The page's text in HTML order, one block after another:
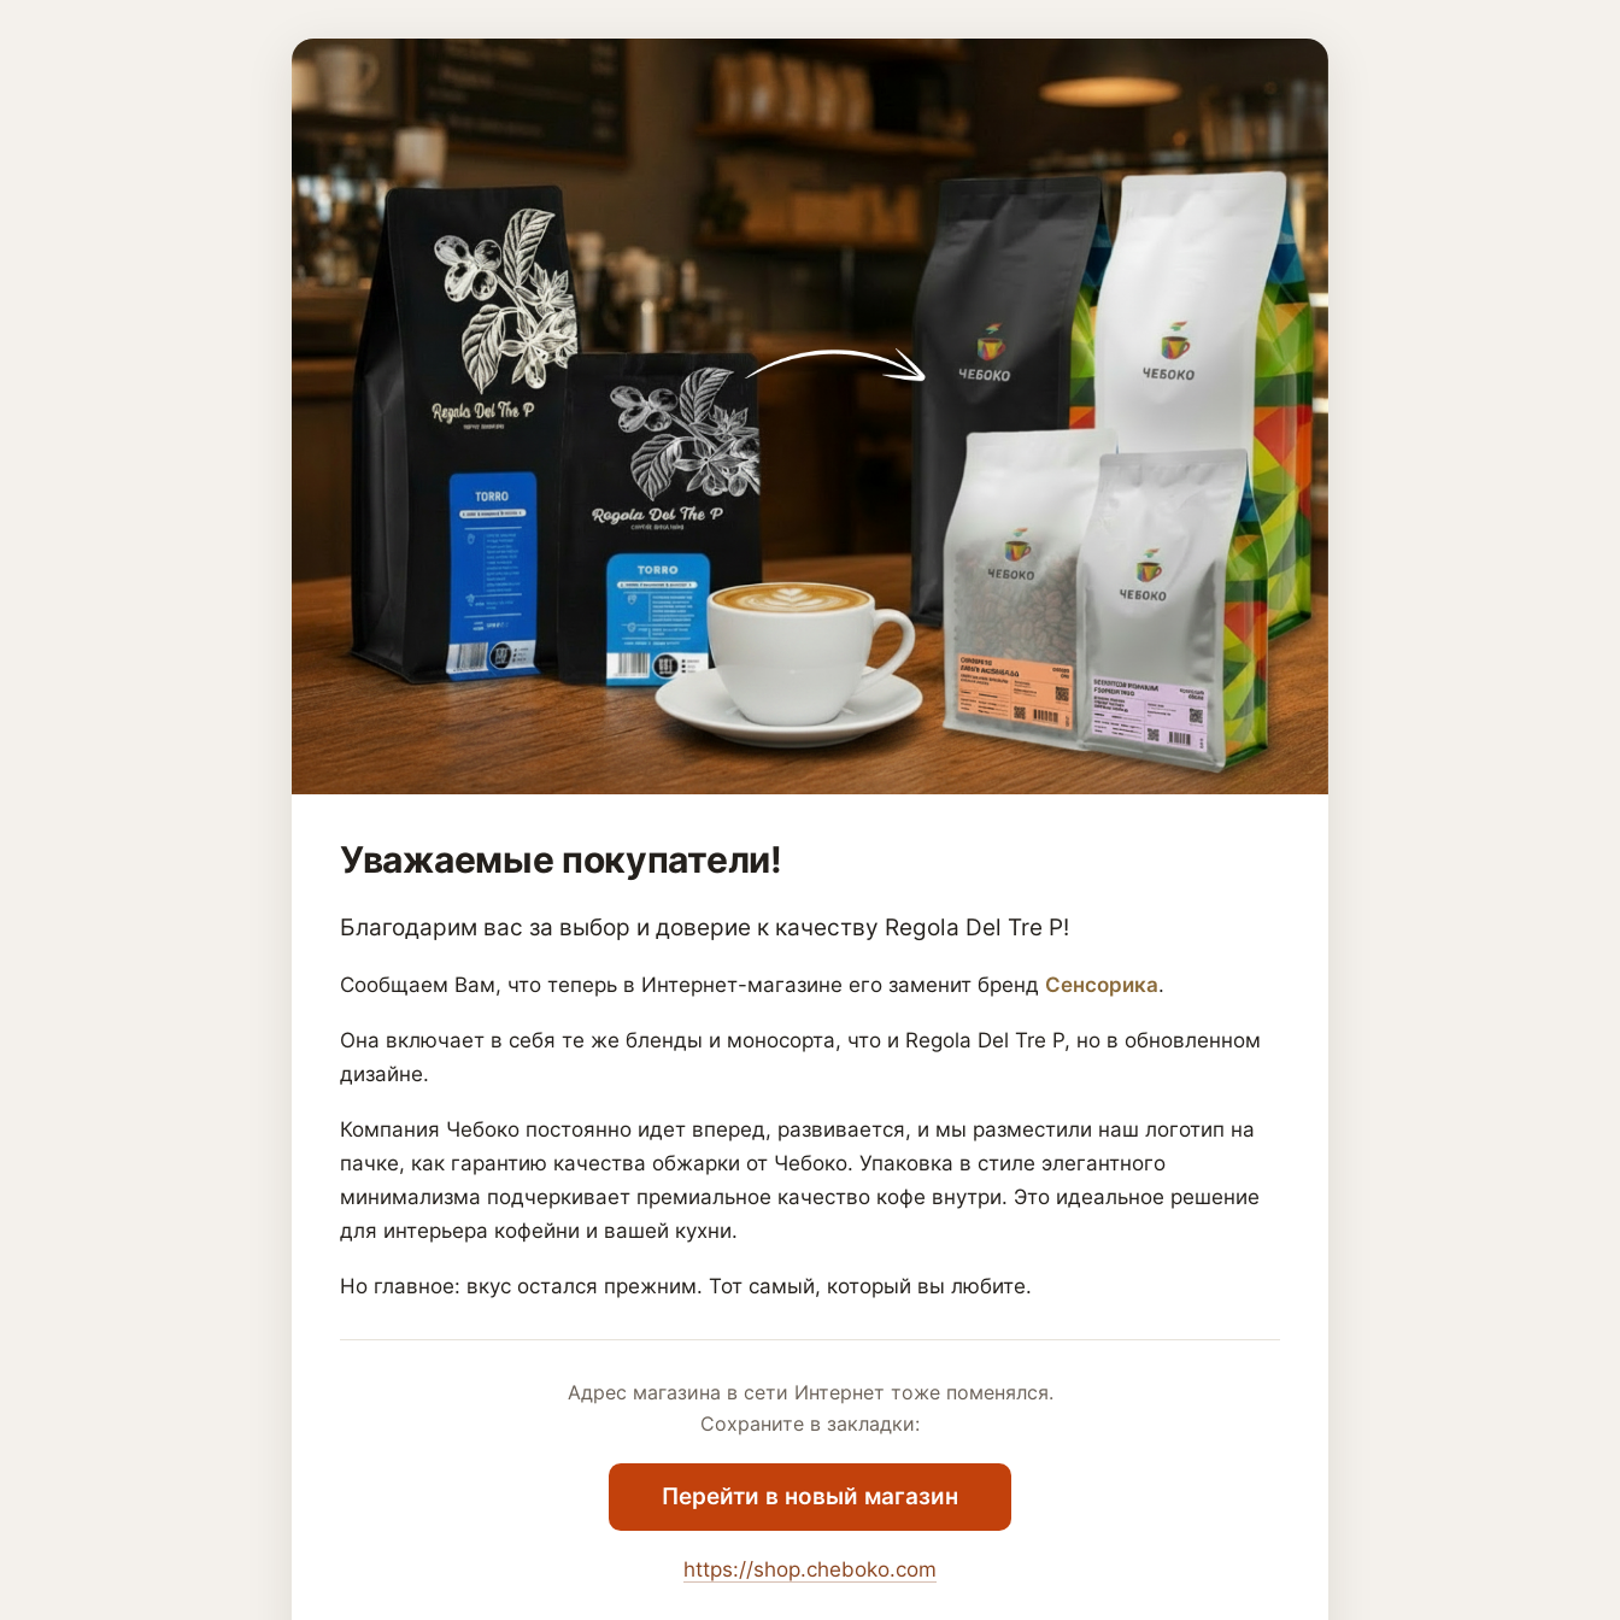
Уважаемые покупатели!
Благодарим вас за выбор и доверие к качеству Regola Del Tre P!
Сообщаем Вам, что теперь в Интернет-магазине его заменит бренд Сенсорика.
Она включает в себя те же бленды и моносорта, что и Regola Del Tre P, но в обновленном
дизайне.
Компания Чебоко постоянно идет вперед, развивается, и мы разместили наш логотип на
пачке, как гарантию качества обжарки от Чебоко. Упаковка в стиле элегантного
минимализма подчеркивает премиальное качество кофе внутри. Это идеальное решение
для интерьера кофейни и вашей кухни.
Но главное: вкус остался прежним. Тот самый, который вы любите.
Адрес магазина в сети Интернет тоже поменялся.
Сохраните в закладки:
Перейти в новый магазин
https://shop.cheboko.com